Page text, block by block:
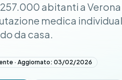
abitanti a Verona
medica
da casa.
· Aggiornato: 03/02/2026